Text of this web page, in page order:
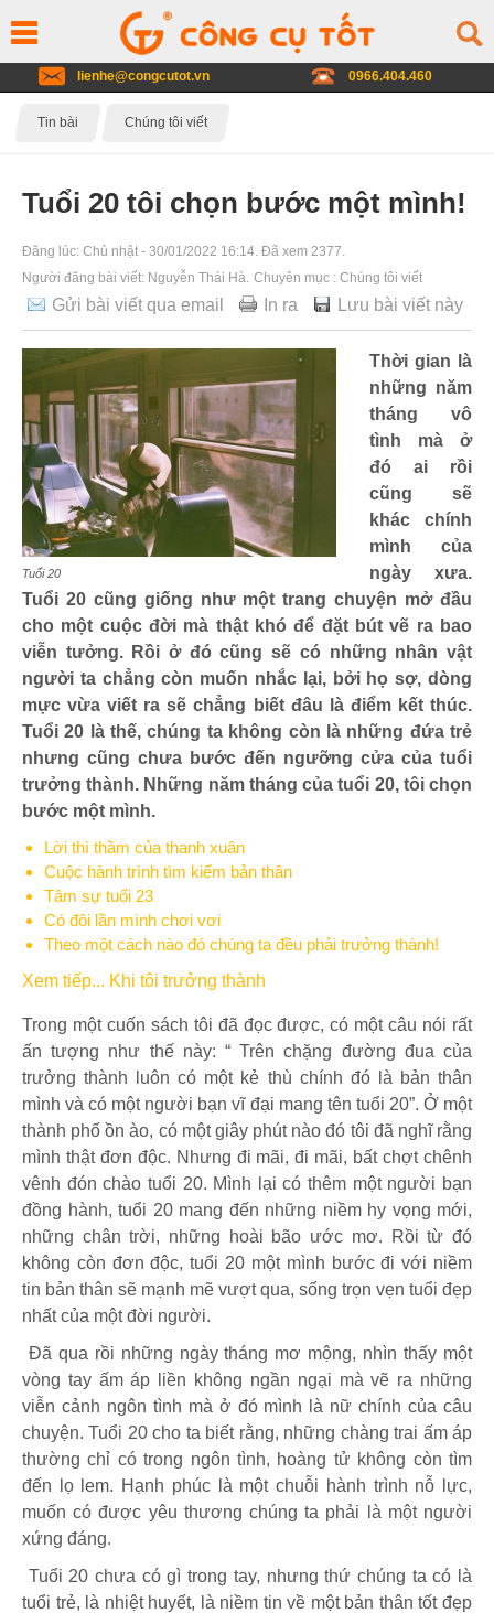
0966.404.460
lienhe@congcutot.vn
Tin bài Chúng tôi viết
Tuổi 20 tôi chọn bước một mình!
Đăng lúc: Chủ nhật - 30/01/2022 16:14 . Đã xem 2377.
Người đăng bài viết: Nguyễn Thái Hà Chuyên mục : Chúng tôi viết
Gửi bài viết qua email In ra Lưu bài viết này
Tuổi 20
Thời gian là
những năm
tháng vô
tình mà ở
đó ai rồi
cũng sẽ
khác chính
mình của
ngày xưa.
Tuổi 20 cũng giống như một trang chuyện mở đầu
cho một cuộc đời mà thật khó để đặt bút vẽ ra bao
viễn tưởng. Rồi ở đó cũng sẽ có những nhân vật
người ta chẳng còn muốn nhắc lại, bởi họ sợ, dòng
mực vừa viết ra sẽ chẳng biết đâu là điểm kết thúc.
Tuổi 20 là thế, chúng ta không còn là những đứa trẻ
nhưng cũng chưa bước đến ngưỡng cửa của tuổi
trưởng thành. Những năm tháng của tuổi 20, tôi chọn
bước một mình.
Lời thì thầm của thanh xuân
Cuộc hành trình tìm kiếm bản thân
Tâm sự tuổi 23
Có đôi lần mình chơi vơi
Theo một cách nào đó chúng ta đều phải trưởng thành!
Xem tiếp... Khi tôi trưởng thành
Trong một cuốn sách tôi đã đọc được, có một câu nói rất
ấn tượng như thế này: “ Trên chặng đường đua của
trưởng thành luôn có một kẻ thù chính đó là bản thân
mình và có một người bạn vĩ đại mang tên tuổi 20”. Ở một
thành phố ồn ào, có một giây phút nào đó tôi đã nghĩ rằng
mình thật đơn độc. Nhưng đi mãi, đi mãi, bất chợt chênh
vênh đón chào tuổi 20. Mình lại có thêm một người bạn
đồng hành, tuổi 20 mang đến những niềm hy vọng mới,
những chân trời, những hoài bão ước mơ. Rồi từ đó
không còn đơn độc, tuổi 20 một mình bước đi với niềm
tin bản thân sẽ mạnh mẽ vượt qua, sống trọn vẹn tuổi đẹp
nhất của một đời người.
Đã qua rồi những ngày tháng mơ mộng, nhìn thấy một
vòng tay ấm áp liền không ngần ngại mà vẽ ra những
viễn cảnh ngôn tình mà ở đó mình là nữ chính của câu
chuyện. Tuổi 20 cho ta biết rằng, những chàng trai ấm áp
thường chỉ có trong ngôn tình, hoàng tử không còn tìm
đến lọ lem. Hạnh phúc là một chuỗi hành trình nỗ lực,
muốn có được yêu thương chúng ta phải là một người
xứng đáng.
Tuổi 20 chưa có gì trong tay, nhưng thứ chúng ta có là
tuổi trẻ, là nhiệt huyết, là niềm tin về một bản thân tốt đẹp